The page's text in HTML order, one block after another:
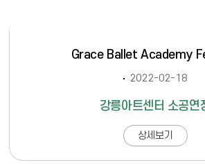
Grace Ballet Academy
2022-02-18
강릉아트센터 소공연
상세보기